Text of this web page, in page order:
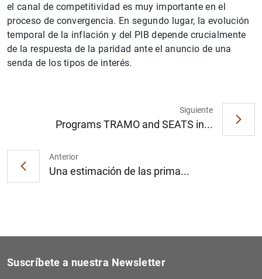
el canal de competitividad es muy importante en el
proceso de convergencia. En segundo lugar, la evolución
temporal de la inflación y del PIB depende crucialmente
de la respuesta de la paridad ante el anuncio de una
senda de los tipos de interés.
Anterior
Una estimación de las prima...
Siguiente
Programs TRAMO and SEATS in...
Suscríbete a nuestra Newsletter